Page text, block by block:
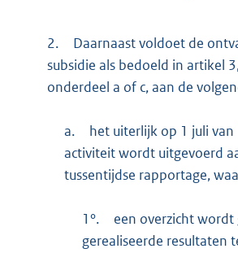
2.
Daarnaast voldoet de
subsidie als bedoeld in artikel
onderdeel a of c, aan de
a.
het uiterlijk op 1 juli
activiteit wordt uitgevoerd
tussentijdse rapportage,
1°.
een overzicht wordt
gerealiseerde resultaten